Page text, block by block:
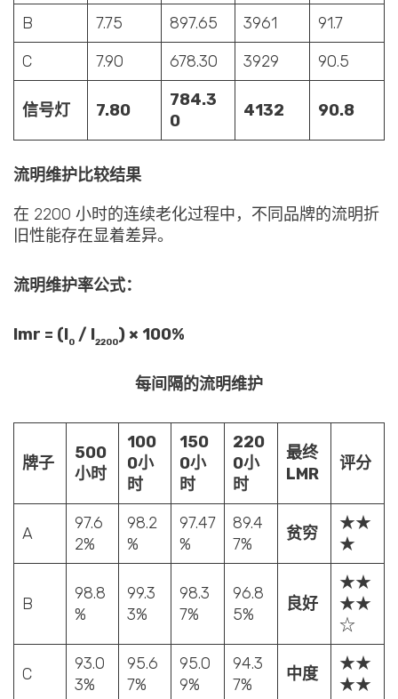
B 7.75 897.65 3961
91.7
C
7.90 678.30 3929 90.5
信号灯 7.80
784.3
0
4132 90.8
流明维护比较结果
在 2200 小时的连续老化过程中，不同品牌的流明折
旧性能存在显着差异。
流明维护率公式：
lmr = (l0 / l2200) × 100%
每间隔的流明维护
牌子
500
小时
100
0小
时
150
0小
时
220
0小
时
最终
LMR
评分
A
97.6
2%
98.2
%
97.47
%
89.4
7%
贫穷
★★
★
B
98.8
%
99.3
3%
98.3
7%
96.8
5%
良好
★★
★★
☆
C
93.0
3%
95.6
7%
95.0
9%
94.3
7%
中度
★★
★★